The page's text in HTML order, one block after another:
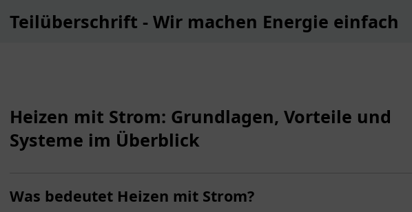
Teilüberschrift - Wir machen Energie einfach
Heizen mit Strom: Grundlagen, Vorteile und
Systeme im Überblick
Was bedeutet Heizen mit Strom?